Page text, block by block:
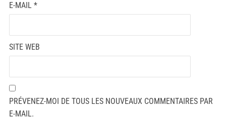
E-MAIL *
SITE WEB
PRÉVENEZ-MOI DE TOUS LES NOUVEAUX COMMENTAIRES PAR
E-MAIL.